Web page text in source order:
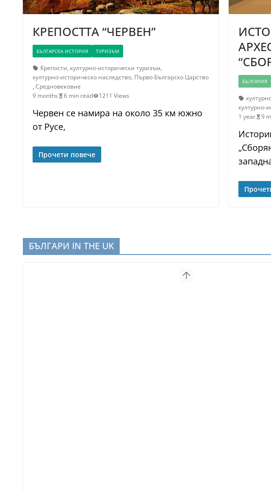
КРЕПОСТТА “ЧЕРВЕН”
БЪЛГАРСКА ИСТОРИЯ ТУРИЗЪМ
Крепости, културно-исторически туризъм,
културно-историческо наследство, Първо Българско Царство
, Средновековие
9 months
6 min read 1211 Views
Червен се намира на около 35 км южно
от Русе,
Прочети повече
БЪЛГАРИЯ
културно-
1 year
9
БЪЛГАРИ IN THE UK